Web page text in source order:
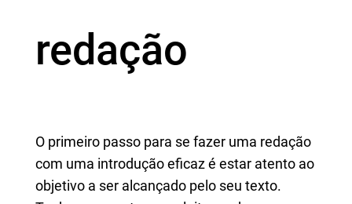
redação
O primeiro passo para se fazer uma redação
com uma introdução eficaz é estar atento ao
objetivo a ser alcançado pelo seu texto.